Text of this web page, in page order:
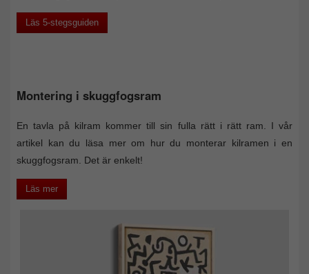
Läs 5-stegsguiden
Montering i skuggfogsram
En tavla på kilram kommer till sin fulla rätt i rätt ram. I vår
artikel kan du läsa mer om hur du monterar kilramen i en
skuggfogsram. Det är enkelt!
Läs mer